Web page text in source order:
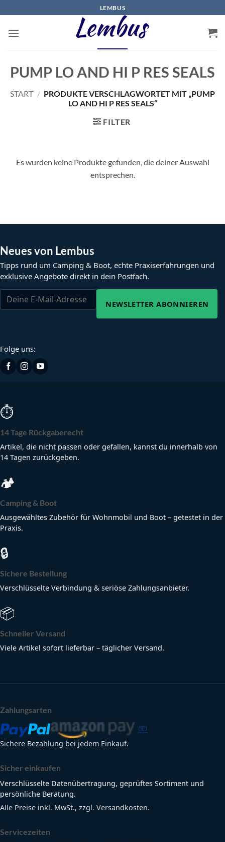
Inhalt
springen
LEMBUS
PUMP LO AND HI P RES SEALS
START / PRODUKTE VERSCHLAGWORTET MIT „PUMP
LO AND HI P RES SEALS“
FILTER
Es wurden keine Produkte gefunden, die deiner Auswahl
entsprechen.
Neues von Lembus
Tipps rund um Camping & Boot, echte Praxiserfahrungen und
exklusive Angebote direkt in dein Postfach.
NEWSLETTER ABONNIEREN
Folge uns:
⏱
14 Tage Rückgaberecht
Artikel, die nicht passen oder gefallen, kannst du innerhalb von
14 Tagen zurückgeben.
🏕
Camping & Boot
Ausgewähltes Zubehör für Wohnmobil und Boot – getestet in der
Praxis.
🔒
Sichere Bestellung
Verschlüsselte Verbindung & seriöse Zahlungsanbieter.
📦
Schneller Versand
Viele Artikel sofort lieferbar – täglicher Versand.
Zahlungsarten
Sichere Bezahlung bei jedem Einkauf.
Sicher einkaufen
Verschlüsselte Datenübertragung, geprüftes Sortiment und
persönliche Beratung.
Alle Preise inkl. MwSt., zzgl. Versandkosten.
Servicezeiten